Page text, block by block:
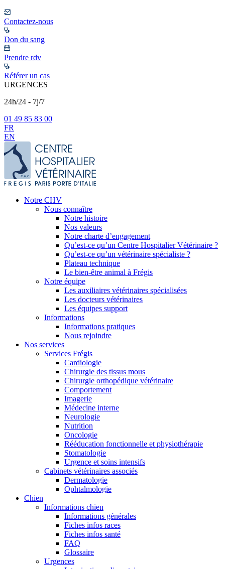
Contactez-nous
Don du sang
Prendre rdv
Référer un cas
URGENCES
24h/24 - 7j/7
01 49 85 83 00
FR
EN
Notre CHV
Nous connaître
Notre histoire
Nos valeurs
Notre charte d’engagement
Qu’est-ce qu’un Centre Hospitalier Vétérinaire ?
Qu’est-ce qu’un vétérinaire spécialiste ?
Plateau technique
Le bien-être animal à Frégis
Notre équipe
Les auxiliaires vétérinaires spécialisées
Les docteurs vétérinaires
Les équipes support
Informations
Informations pratiques
Nous rejoindre
Nos services
Services Frégis
Cardiologie
Chirurgie des tissus mous
Chirurgie orthopédique vétérinaire
Comportement
Imagerie
Médecine interne
Neurologie
Nutrition
Oncologie
Rééducation fonctionnelle et physiothérapie
Stomatologie
Urgence et soins intensifs
Cabinets vétérinaires associés
Dermatologie
Ophtalmologie
Chien
Informations chien
Informations générales
Fiches infos races
Fiches infos santé
FAQ
Glossaire
Urgences